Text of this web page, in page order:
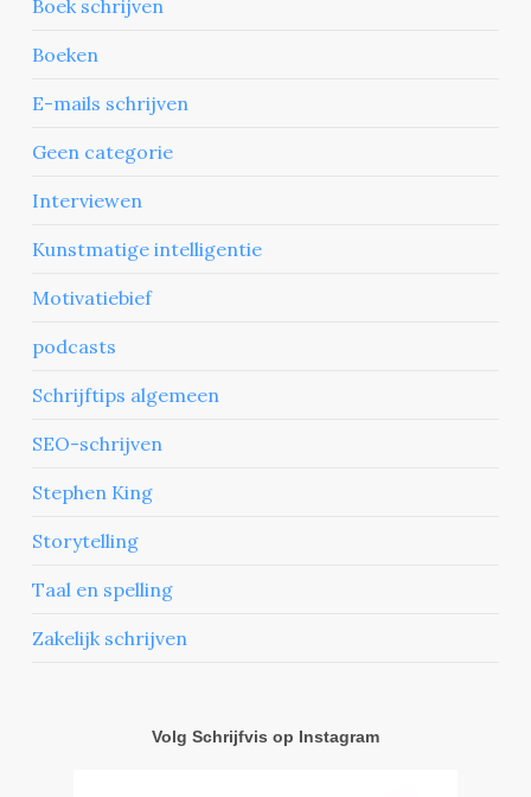
Boek schrijven
Boeken
E-mails schrijven
Geen categorie
Interviewen
Kunstmatige intelligentie
Motivatiebief
podcasts
Schrijftips algemeen
SEO-schrijven
Stephen King
Storytelling
Taal en spelling
Zakelijk schrijven
Volg Schrijfvis op Instagram